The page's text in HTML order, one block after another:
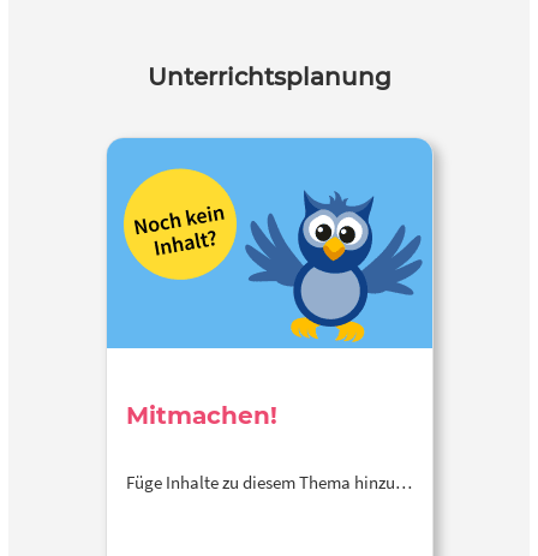
Unterrichtsplanung
Mitmachen!
Füge Inhalte zu diesem Thema hinzu…